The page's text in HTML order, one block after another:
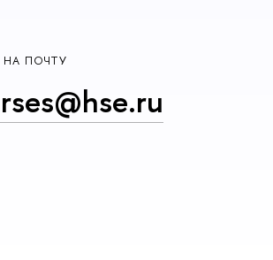
ПОЧТУ